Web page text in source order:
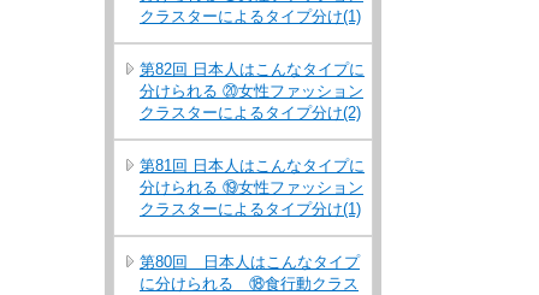
クラスターによるタイプ分け(1)
第82回 日本人はこんなタイプに
分けられる ⑳女性ファッション
クラスターによるタイプ分け(2)
第81回 日本人はこんなタイプに
分けられる ⑲女性ファッション
クラスターによるタイプ分け(1)
第80回 日本人はこんなタイプ
に分けられる ⑱食行動クラス